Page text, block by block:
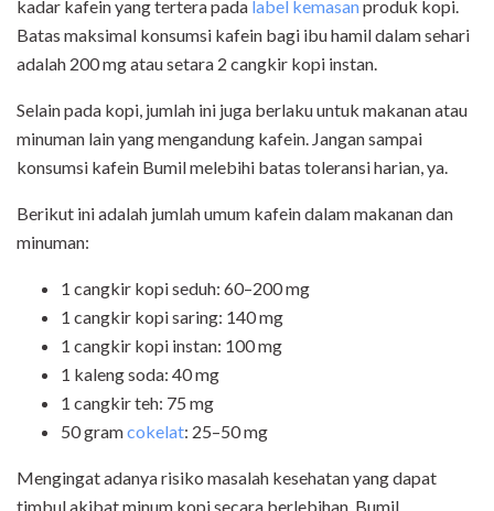
kadar kafein yang tertera pada label kemasanproduk kopi.
Batas maksimal konsumsi kafein bagi ibu hamil dalam sehari
adalah 200 mg atau setara 2 cangkir kopi instan.
Selain pada kopi, jumlah ini juga berlaku untuk makanan atau
minuman lain yang mengandung kafein. Jangan sampai
konsumsi kafein Bumil melebihi batas toleransi harian, ya.
Berikut ini adalah jumlah umum kafein dalam makanan dan
minuman:
1 cangkir kopi seduh: 60–200 mg
1 cangkir kopi saring: 140 mg
1 cangkir kopi instan: 100 mg
1 kaleng soda: 40 mg
1 cangkir teh: 75 mg
50 gramcokelat: 25–50 mg
Mengingat adanya risiko masalah kesehatan yang dapat
timbul akibat minum kopi secara berlebihan, Bumil